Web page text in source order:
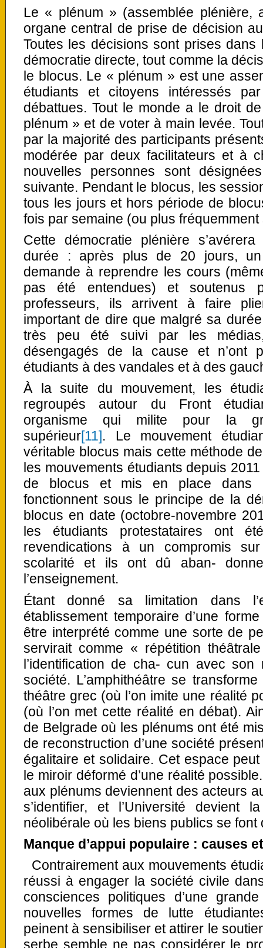
Le « plénum » (assemblée plénière,
organe central de prise de décision
Toutes les décisions sont prises
démocratie directe, tout comme la
le blocus. Le « plénum » est une
étudiants et citoyens intéressés
débattues. Tout le monde a le droit
plénum » et de voter à main levée.
par la majorité des participants
modérée par deux facilitateurs et à
nouvelles personnes sont
suivante. Pendant le blocus, les
tous les jours et hors période de
fois par semaine (ou plus
Cette démocratie plénière
durée : après plus de 20 jours, un
demande à reprendre les cours
pas été entendues) et soutenus
professeurs, ils arrivent à faire
important de dire que malgré sa
très peu été suivi par les
désengagés de la cause et n’ont
étudiants à des vandales et à des
À la suite du mouvement, les
regroupés autour du Front
organisme qui milite pour la
supérieur[11]. Le mouvement
véritable blocus mais cette méthode
les mouvements étudiants depuis
de blocus et mis en place dans
fonctionnent sous le principe de la
blocus en date (octobre-novembre
les étudiants protestataires ont
revendications à un compromis
scolarité et ils ont dû aban-
l’enseignement.
Étant donné sa limitation dans
établissement temporaire d’une
être interprété comme une sorte de
servirait comme « répétition
l’identification de cha- cun avec
société. L’amphithéâtre se
théâtre grec (où l’on imite une réalité
(où l’on met cette réalité en débat).
de Belgrade où les plénums ont été
de reconstruction d’une société
égalitaire et solidaire. Cet espace
le miroir déformé d’une réalité
aux plénums deviennent des acteurs
s’identifier, et l’Université devient
néolibérale où les biens publics se
Manque d’appui populaire : causes
Contrairement aux mouvements
réussi à engager la société civile
consciences politiques d’une
nouvelles formes de lutte
peinent à sensibiliser et attirer le
serbe semble ne pas considérer le